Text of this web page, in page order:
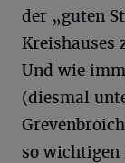
der „guten
Kreishauses
Und wie
(diesmal
so wichtigen